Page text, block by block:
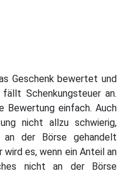
Geschenk bewertet und
Schenkungsteuer an.
Bewertung einfach. Auch
nicht allzu schwierig,
der Börse gehandelt
es, wenn ein Anteil an
nicht an der Börse